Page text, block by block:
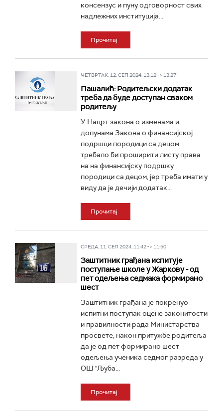
консензус и пуну одговорност свих
надлежних институција...
Прочитај
ЧЕТВРТАК, 12. СЕП 2024, 13:12 -> 13:27
Пашалић: Родитељски додатак
треба да буде доступан сваком
родитељу
У Нацрт закона о изменама и
допунама Закона о финансијској
подршци породици са децом
требало би проширити листу права
на на финансијску подршку
породици са децом, јер треба имати у
виду да је дечији додатак...
Прочитај
СРЕДА, 11. СЕП 2024, 11:42 -> 11:50
Заштитник грађана испитује
поступање школе у Жаркову - од
пет одељења седмака формирано
шест
Заштитник грађана је покренуо
испитни поступак оцене законитости
и правилности рада Министарства
просвете, након притужбе родитеља
да је од пет формирано шест
одељења ученика седмог разреда у
ОШ "Љуба...
Прочитај